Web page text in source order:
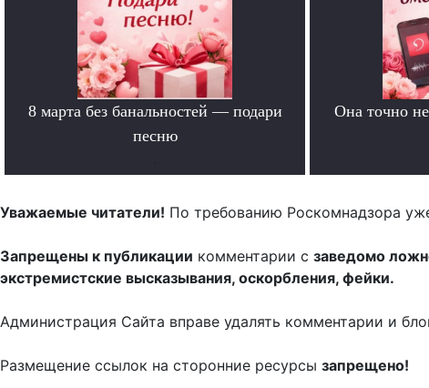
8 марта без банальностей — подари
песню
Она точно
Уважаемые читатели! По требованию Роскомнадзора
Запрещены к публикации комментарии с заведомо
экстремистские высказывания, оскорбления, фейки.
Администрация Сайта вправе удалять комментарии и
Размещение ссылок на сторонние ресурсы запрещено!